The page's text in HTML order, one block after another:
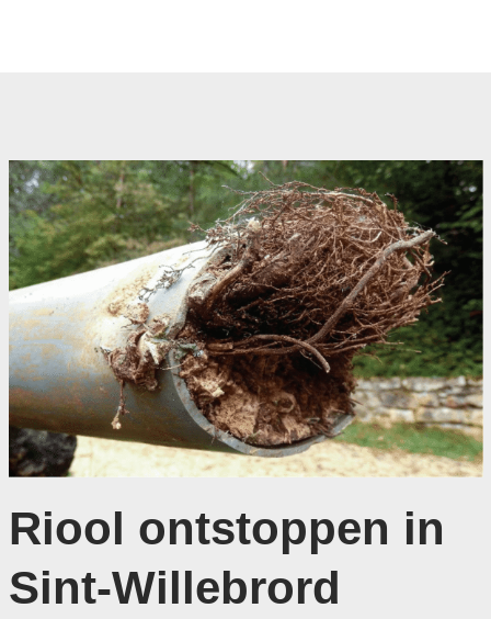
Riool ontstoppen in
Sint-Willebrord